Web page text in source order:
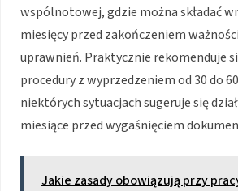
wspólnotowej, gdzie można składać
miesięcy przed zakończeniem
uprawnień. Praktycznie rekomenduje
procedury z wyprzedzeniem od 30 do
niektórych sytuacjach sugeruje się
miesiące przed wygaśnięciem
Jakie zasady obowiązują przy